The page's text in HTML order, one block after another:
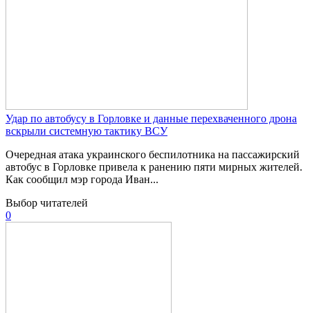
Удар по автобусу в Горловке и данные перехваченного дрона
вскрыли системную тактику ВСУ
Очередная атака украинского беспилотника на пассажирский
автобус в Горловке привела к ранению пяти мирных жителей.
Как сообщил мэр города Иван...
Выбор читателей
0